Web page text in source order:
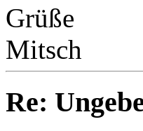
Grüße
Mitsch
Re: